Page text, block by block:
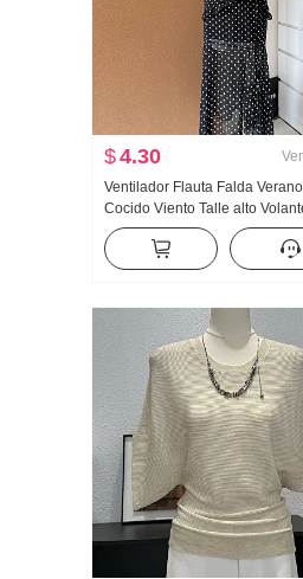
$4.30
Ventilador Flauta Falda
Cocido Viento Talle alto
Abertura Negro Lunares
Seda Oblicuo Hombro Ropa